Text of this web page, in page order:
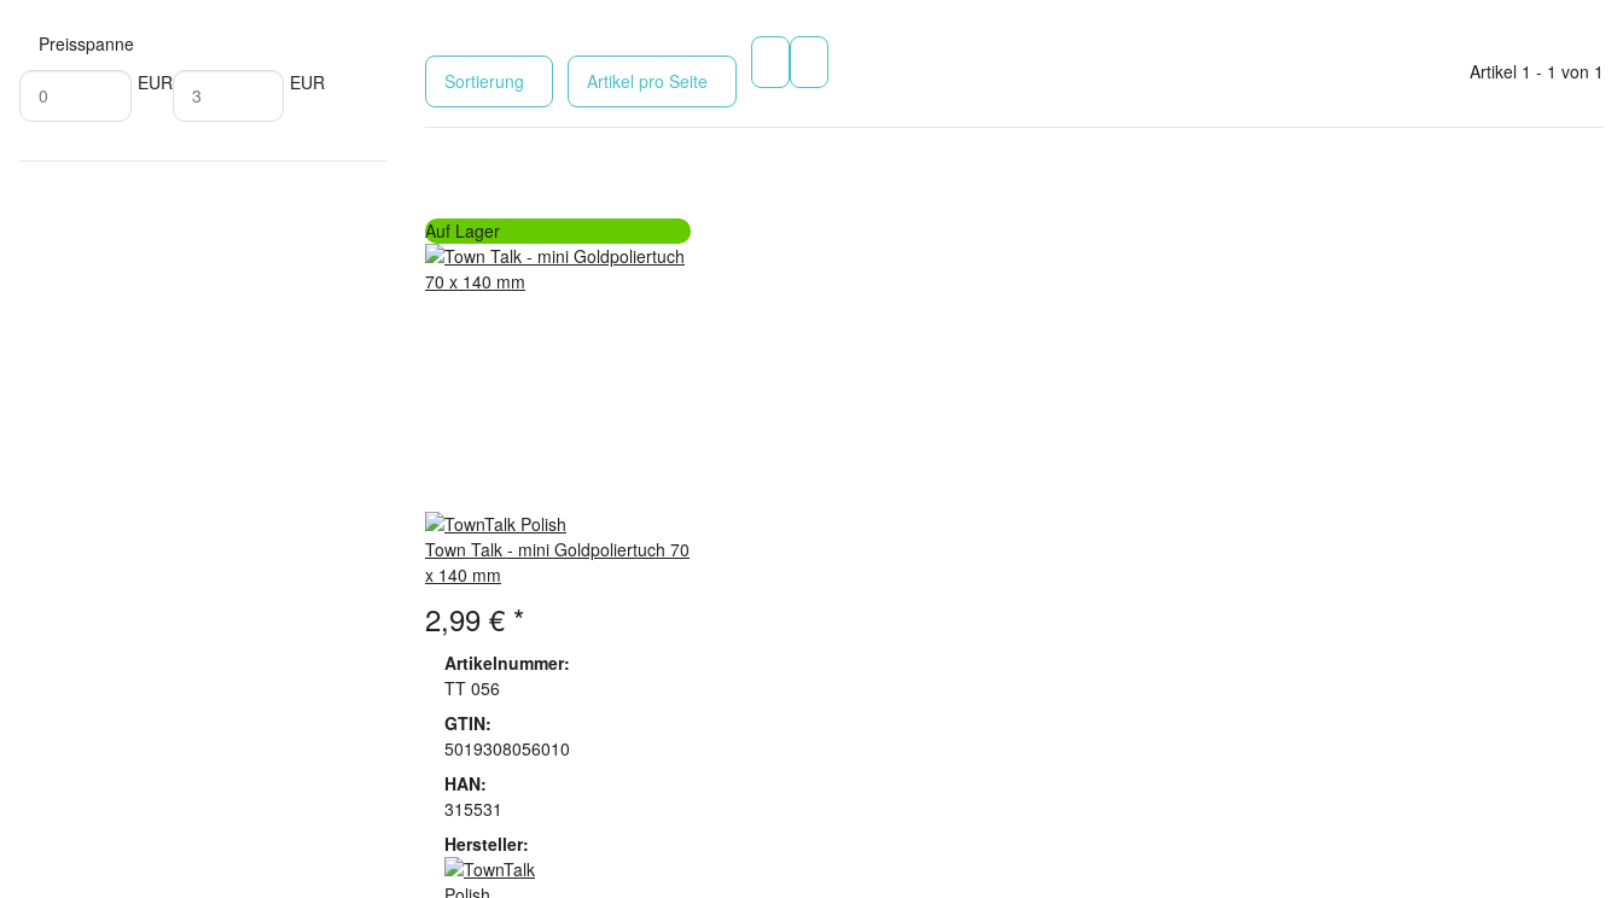
Sortierung Artikel pro Seite Artikel 1 - 1 von 1
Auf Lager
Town Talk - mini Goldpoliertuch 70
x 140 mm
2,99 € *
Artikelnummer:
TT 056
GTIN:
5019308056010
HAN:
315531
Hersteller:
Preisspanne
EUR
EUR